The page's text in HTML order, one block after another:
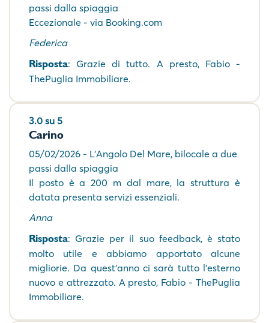
passi dalla spiaggia
Eccezionale - via Booking.com
Federica
Risposta: Grazie di tutto. A presto, Fabio -
ThePuglia Immobiliare.
3.0 su 5
Carino
05/02/2026 - L'Angolo Del Mare, bilocale a due
passi dalla spiaggia
Il posto è a 200 m dal mare, la struttura è
datata presenta servizi essenziali.
Anna
Risposta: Grazie per il suo feedback, è stato
molto utile e abbiamo apportato alcune
migliorie. Da quest'anno ci sarà tutto l'esterno
nuovo e attrezzato. A presto, Fabio - ThePuglia
Immobiliare.